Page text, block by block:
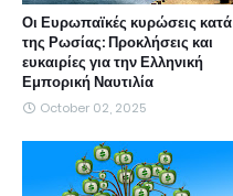
Οι Ευρωπαϊκές κυρώσεις κατά
της Ρωσίας: Προκλήσεις και
ευκαιρίες για την Ελληνική
Εμπορική Ναυτιλία
October 02, 2025